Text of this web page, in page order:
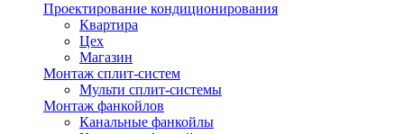
Проектирование кондиционирования
Квартира
Цех
Магазин
Монтаж сплит-систем
Мульти сплит-системы
Монтаж фанкойлов
Канальные фанкойлы